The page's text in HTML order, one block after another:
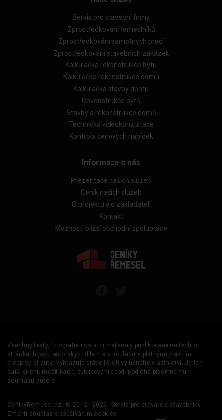
Servis pro stavební firmy
Zprostředkování řemeslníků
Zprostředkování samotných prací
Zprostředkování stavebních zakázek
Kalkulačka rekonstrukce bytu
Kalkulačka rekonstrukce domu
Kalkulačka stavby domu
Rekonstrukce bytů
Stavby a rekonstrukce domů
Technická videokonzultace
Kontrola cenových nabídek
Informace o nás
Prezentace našich služeb
Ceník našich služeb
O projektu a o zakladateli
Kontakt
Možnosti bližší obchodní spolupráce
Všechny texty, fotografie i ostatní materiály publikované na těchto
stránkách jsou autorským dílem a v souladu s platnými právními
předpisy si autor vyhrazuje právo jejich výlučného vlastnictví. Jejich
další šíření, modifikace, publikování apod. podléhá písemnému
souhlasu autora.
CenikyRemesel.cz © 2012 - 2026
Servis pro stavaře a stavebníky
Změnit souhlas s používáním cookies